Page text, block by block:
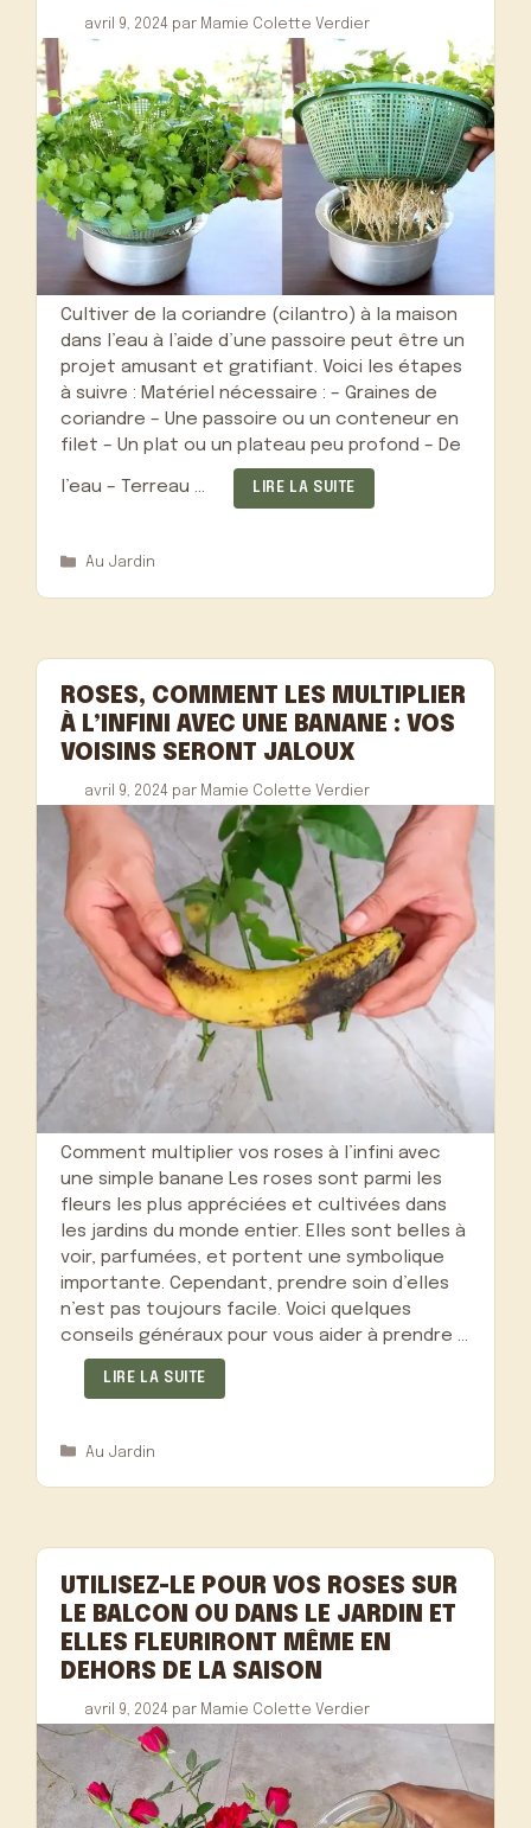
avril 9, 2024 par Mamie Colette Verdier
Cultiver de la coriandre (cilantro) à la maison
dans l’eau à l’aide d’une passoire peut être un
projet amusant et gratifiant. Voici les étapes
à suivre : Matériel nécessaire : – Graines de
coriandre – Une passoire ou un conteneur en
filet – Un plat ou un plateau peu profond – De
l’eau – Terreau … LIRE LA SUITE
Catégories
Au Jardin
ROSES, COMMENT LES MULTIPLIER
À L’INFINI AVEC UNE BANANE : VOS
VOISINS SERONT JALOUX
avril 9, 2024 par Mamie Colette Verdier
Comment multiplier vos roses à l’infini avec
une simple banane Les roses sont parmi les
fleurs les plus appréciées et cultivées dans
les jardins du monde entier. Elles sont belles à
voir, parfumées, et portent une symbolique
importante. Cependant, prendre soin d’elles
n’est pas toujours facile. Voici quelques
conseils généraux pour vous aider à prendre …
LIRE LA SUITE
Catégories
Au Jardin
UTILISEZ-LE POUR VOS ROSES SUR
LE BALCON OU DANS LE JARDIN ET
ELLES FLEURIRONT MÊME EN
DEHORS DE LA SAISON
avril 9, 2024 par Mamie Colette Verdier